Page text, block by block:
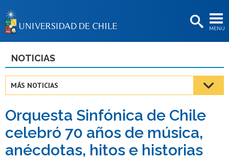
MENÚ
BIBLIOTECAS
Estudiantes
Académicas/os
Funcionarias/os
Egresadas/os
NOTICIAS
MÁS NOTICIAS
Orquesta Sinfónica de Chile
celebró 70 años de música,
anécdotas, hitos e historias